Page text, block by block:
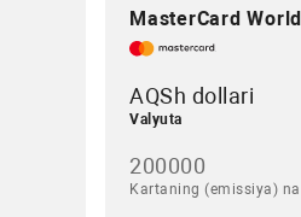
MasterCard
AQSh dollari
Valyuta
200000
Kartaning (emissiya)